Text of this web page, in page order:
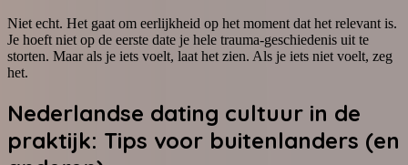
Niet echt. Het gaat om eerlijkheid op het moment dat het relevant is.
Je hoeft niet op de eerste date je hele trauma-geschiedenis uit te
storten. Maar als je iets voelt, laat het zien. Als je iets niet voelt, zeg
het.
Nederlandse dating cultuur in de
praktijk: Tips voor buitenlanders (en